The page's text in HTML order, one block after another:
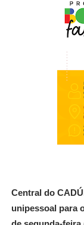
Central do
unipessoal para